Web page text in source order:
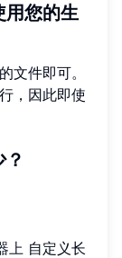
用您的生
文件即可。
，因此即使
上 自定义长